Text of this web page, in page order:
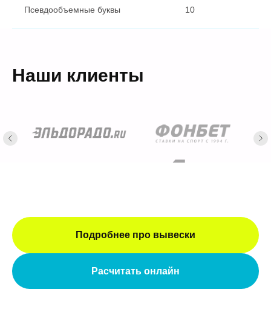
Псевдообъемные буквы 10
Наши клиенты
Подробнее про вывески
Расчитать онлайн